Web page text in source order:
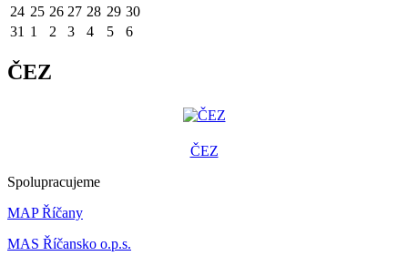
24 25 26 27 28 29 30
31 1 2 3 4 5 6
ČEZ
ČEZ
Spolupracujeme
MAP Říčany
MAS Říčansko o.p.s.